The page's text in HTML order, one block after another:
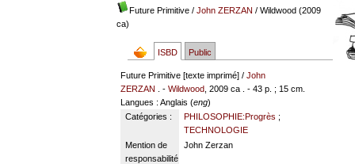
Future Primitive/ John ZERZAN / Wildwood (2009
ca)
ISBD Public
Future Primitive [texte imprimé] /John
ZERZAN
. -Wildwood , 2009 ca . - 43 p. ; 15 cm.
Langues : Anglais (eng)
Catégories :
PHILOSOPHIE:Progrès ;
TECHNOLOGIE
Mention de
responsabilité
John Zerzan